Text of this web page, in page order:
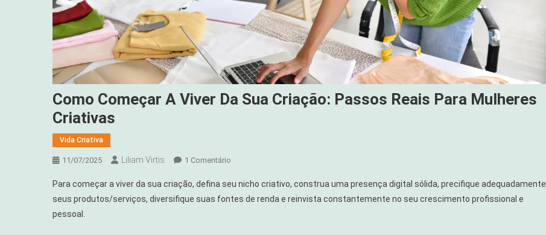
Como Começar A Viver Da Sua Criação: Passos Reais Para Mulheres
Criativas
Vida Criativa
11/07/2025 Liliam Virtis 1 Comentário
Começar
A
Para começar a viver da sua criação, defina seu nicho criativo, construa uma presença digital sólida, precifique adequadamente
seus produtos/serviços, diversifique suas fontes de renda e reinvista constantemente no seu crescimento profissional e
pessoal.